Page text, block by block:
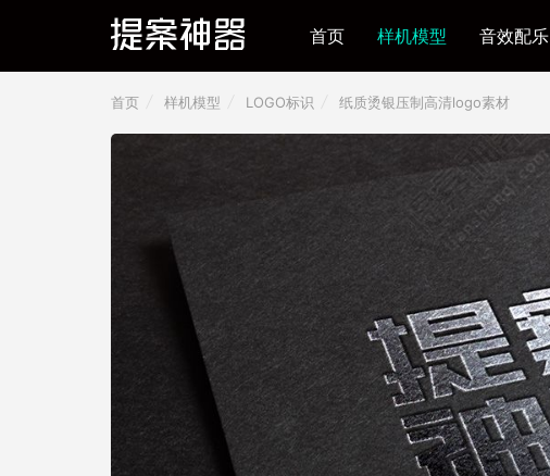
首页 样机模型 音效配乐
首页 样机模型 LOGO标识 纸质烫银压制高清logo素材